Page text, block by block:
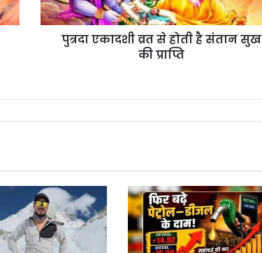
सुख
की
पुत्रदा एकादशी व्रत से होती है संतान सुख
की प्राप्ति